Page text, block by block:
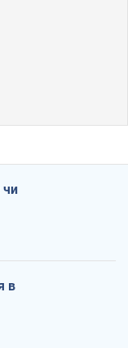
чи
в